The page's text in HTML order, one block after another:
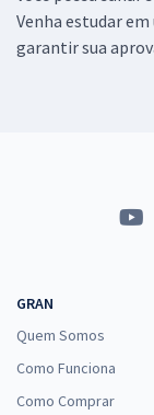
Venha estudar
garantir sua
GRAN
Quem Somos
Como Funciona
Como Comprar